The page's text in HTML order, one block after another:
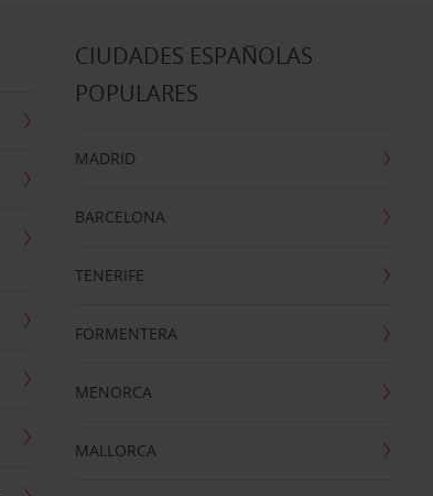
CIUDADES ESPAÑOLAS
POPULARES
MADRID
BARCELONA
TENERIFE
FORMENTERA
MENORCA
MALLORCA